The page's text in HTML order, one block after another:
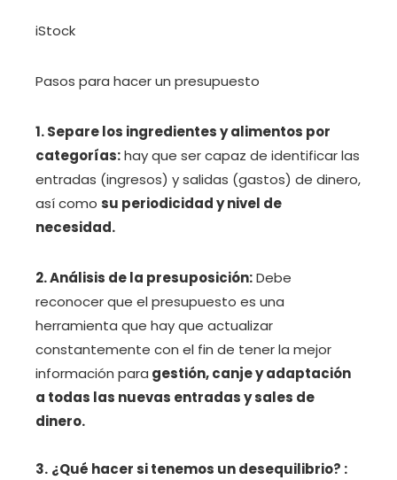
iStock
Pasos para hacer un presupuesto
1.Separe los ingredientes y alimentos por
categorías:hay que ser capaz de identificar las
entradas (ingresos) y salidas (gastos) de dinero,
así como su periodicidad y nivel de
necesidad.
2. Análisis de la presuposición:Debe
reconocer que el presupuesto es una
herramienta que hay que actualizar
constantemente con el fin de tener la mejor
información para gestión, canje y adaptación
a todas las nuevas entradas y sales de
dinero.
3. ¿Qué hacer si tenemos un desequilibrio? :